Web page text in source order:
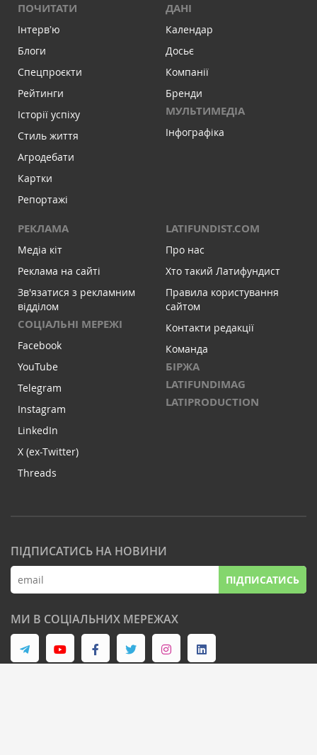
ПОЧИТАТИ
Інтервʼю
Блоги
Спецпроєкти
Рейтинги
Історії успіху
Стиль життя
Агродебати
Картки
Репортажі
ДАНІ
Календар
Досьє
Компанії
Бренди
МУЛЬТИМЕДІА
Інфографіка
РЕКЛАМА
Медіа кіт
Реклама на сайті
Зв'язатися з рекламним
відділом
СОЦІАЛЬНІ МЕРЕЖІ
Facebook
YouTube
Telegram
Instagram
LinkedIn
X (ex-Twitter)
Threads
LATIFUNDIST.COM
Про нас
Хто такий Латифундист
Правила користування
сайтом
Контакти редакції
Команда
БІРЖА
LATIFUNDIMAG
LATIPRODUCTION
ПІДПИСАТИСЬ НА НОВИНИ
ПІДПИСАТИСЬ
МИ В СОЦІАЛЬНИХ МЕРЕЖАХ